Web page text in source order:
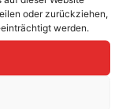
oder zurückziehen,
werden.
33 km/h